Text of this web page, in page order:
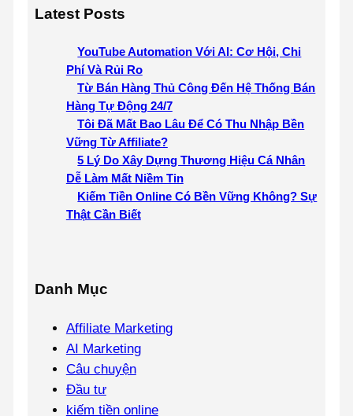
Latest Posts
YouTube Automation Với AI: Cơ Hội, Chi
Phí Và Rủi Ro
Từ Bán Hàng Thủ Công Đến Hệ Thống Bán
Hàng Tự Động 24/7
Tôi Đã Mất Bao Lâu Để Có Thu Nhập Bền
Vững Từ Affiliate?
5 Lý Do Xây Dựng Thương Hiệu Cá Nhân
Dễ Làm Mất Niềm Tin
Kiếm Tiền Online Có Bền Vững Không? Sự
Thật Cần Biết
Danh Mục
Affiliate Marketing
AI Marketing
Câu chuyện
Đầu tư
kiếm tiền online